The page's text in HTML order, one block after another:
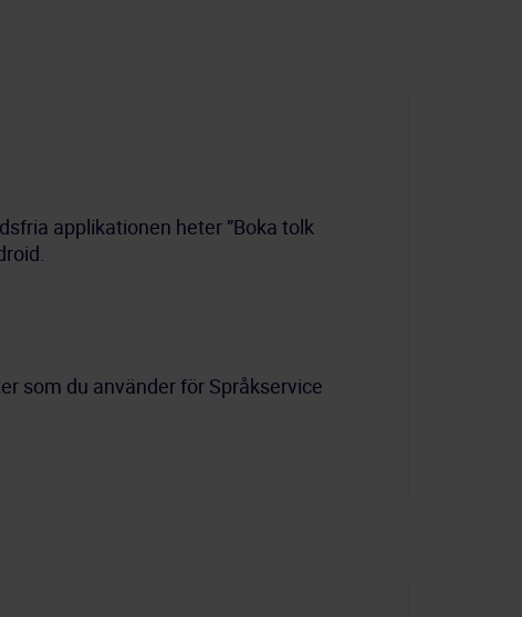
applikationen heter ”Boka tolk
som du använder för Språkservice